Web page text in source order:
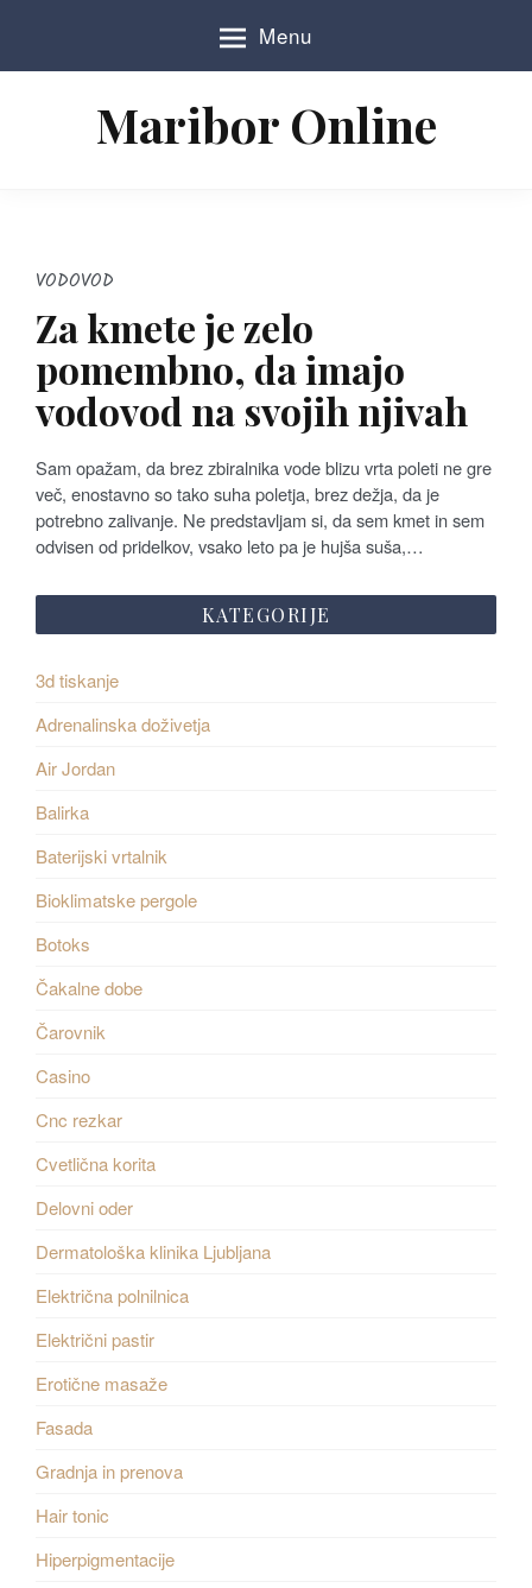
Menu
Maribor Online
VODOVOD
Za kmete je zelo
pomembno, da imajo
vodovod na svojih njivah
Sam opažam, da brez zbiralnika vode blizu vrta poleti ne gre
več, enostavno so tako suha poletja, brez dežja, da je
potrebno zalivanje. Ne predstavljam si, da sem kmet in sem
odvisen od pridelkov, vsako leto pa je hujša suša,…
KATEGORIJE
3d tiskanje
Adrenalinska doživetja
Air Jordan
Balirka
Baterijski vrtalnik
Bioklimatske pergole
Botoks
Čakalne dobe
Čarovnik
Casino
Cnc rezkar
Cvetlična korita
Delovni oder
Dermatološka klinika Ljubljana
Električna polnilnica
Električni pastir
Erotične masaže
Fasada
Gradnja in prenova
Hair tonic
Hiperpigmentacije